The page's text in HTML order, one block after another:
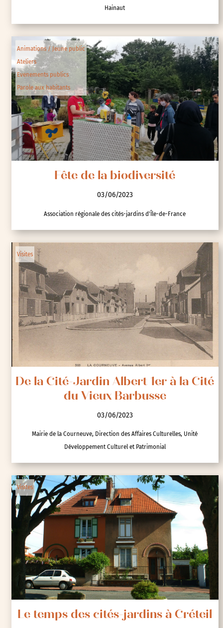
Hainaut
Animations / Jeune public
Ateliers
Evenements publics
Parole aux habitants
Fête de la biodiversité
03/06/2023
Association régionale des cités-jardins d'Île-de-France
Visites
De la Cité-Jardin Albert 1er à la Cité
du Vieux Barbusse
03/06/2023
Mairie de la Courneuve, Direction des Affaires Culturelles, Unité
Développement Culturel et Patrimonial
Visites
Le temps des cités-jardins à Créteil